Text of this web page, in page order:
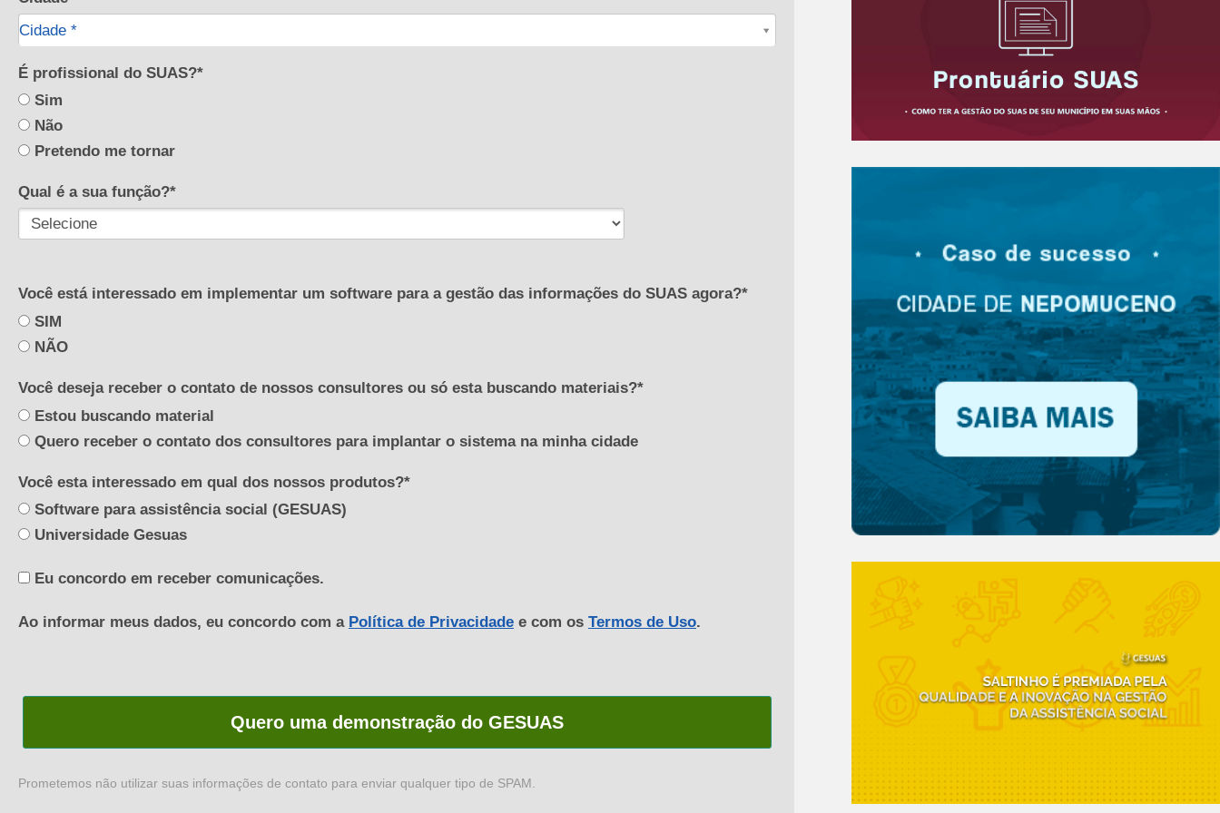
Cidade *
Cidade*
É profissional do SUAS?*
Sim
Não
Pretendo me tornar
Qual é a sua função?*
Você está interessado em implementar um software para a gestão das informações do SUAS agora?*
SIM
NÃO
Você deseja receber o contato de nossos consultores ou só esta buscando materiais?*
Estou buscando material
Quero receber o contato dos consultores para implantar o sistema na minha cidade
Você esta interessado em qual dos nossos produtos?*
Software para assistência social (GESUAS)
Universidade Gesuas
Eu concordo em receber comunicações.
Ao informar meus dados, eu concordo com a Política de Privacidade e com os Termos de Uso.
Quero uma demonstração do GESUAS
Prometemos não utilizar suas informações de contato para enviar qualquer tipo de SPAM.